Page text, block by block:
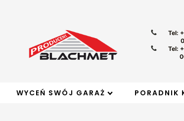
Tel:
Tel:
WYCEŃ SWÓJ GARAŻ PORADNIK